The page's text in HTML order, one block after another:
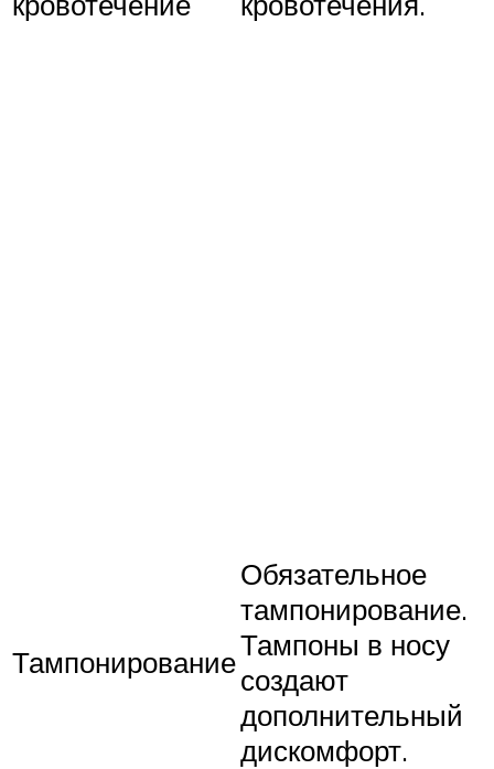
Тампонирование
Обязательное
тампонирование.
Тампоны в носу
создают
дополнительный
дискомфорт.